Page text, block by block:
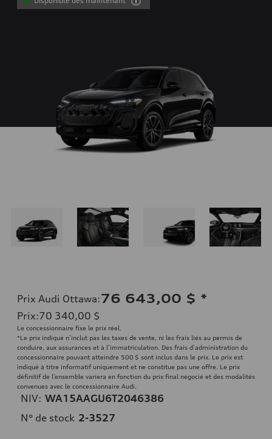
Prix Audi Ottawa:76 643,00 $ *
Prix:70 340,00 $
Le concessionnaire fixe le prix réel.
*Le prix indiqué n’inclut pas les taxes de vente, ni les frais liés au permis de
conduire, aux assurances et à l’immatriculation. Des frais d’administration du
concessionnaire pouvant atteindre 500 $ sont inclus dans le prix. Le prix est
indiqué à titre informatif uniquement et ne constitue pas une offre. Le prix
définitif de l’ensemble variera en fonction du prix final négocié et des modalités
convenues avec le concessionnaire Audi.
NIV: WA15AAGU6T2046386
N° de stock 2-3527